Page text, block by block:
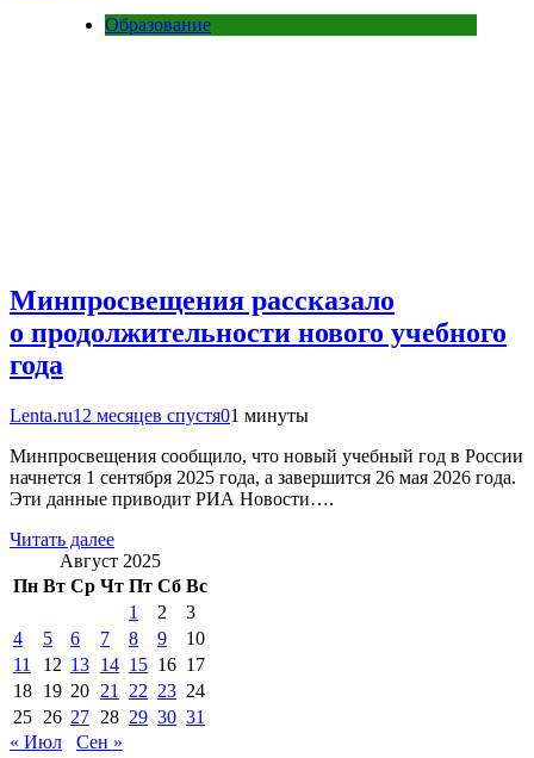
Образование
Минпросвещения рассказало
о продолжительности нового учебного
года
Lenta.ru12 месяцев спустя01 минуты
Минпросвещения сообщило, что новый учебный год в России
начнется 1 сентября 2025 года, а завершится 26 мая 2026 года.
Эти данные приводит РИА Новости….
Читать далее
Август 2025
Пн Вт Ср Чт Пт Сб Вс
1
2
3
4
5 6 7 8 9
10
11
12 13 14 15 16 17
18 19 20 21 22 23 24
25 26 27 28 29 30 31
« Июл
Сен »